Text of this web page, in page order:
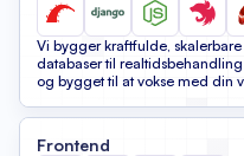
Vi bygger kraftfulde,
databaser til
og bygget til at vokse med din
Frontend